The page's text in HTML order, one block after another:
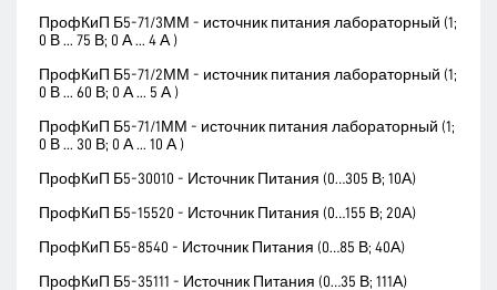
ПрофКиП Б5-71/3ММ - источник питания лабораторный (1;
0 В ... 75 В; 0 А ... 4 А )
ПрофКиП Б5-71/2ММ - источник питания лабораторный (1;
0 В ... 60 В; 0 А ... 5 А )
ПрофКиП Б5-71/1ММ - источник питания лабораторный (1;
0 В ... 30 В; 0 А ... 10 А )
ПрофКиП Б5-30010 - Источник Питания (0…305 В; 10А)
ПрофКиП Б5-15520 - Источник Питания (0…155 В; 20А)
ПрофКиП Б5-8540 - Источник Питания (0…85 В; 40А)
ПрофКиП Б5-35111 - Источник Питания (0…35 В; 111А)